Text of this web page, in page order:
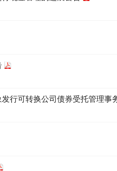
行可转换公司债券受托管理事